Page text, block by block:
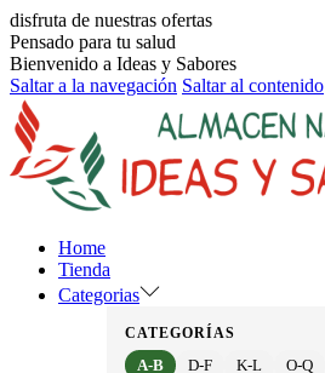
disfruta de nuestras ofertas
Pensado para tu salud
Bienvenido a Ideas y Sabores
Saltar a la navegación Saltar al contenido
Home
Tienda
Categorias
CATEGORÍAS
A-B D-F K-L O-Q